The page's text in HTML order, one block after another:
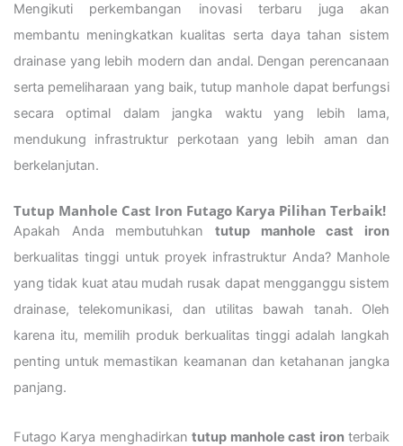
Mengikuti perkembangan inovasi terbaru juga akan
membantu meningkatkan kualitas serta daya tahan sistem
drainase yang lebih modern dan andal. Dengan perencanaan
serta pemeliharaan yang baik, tutup manhole dapat berfungsi
secara optimal dalam jangka waktu yang lebih lama,
mendukung infrastruktur perkotaan yang lebih aman dan
berkelanjutan.
Tutup Manhole Cast Iron Futago Karya Pilihan Terbaik!
Apakah Anda membutuhkan tutup manhole cast iron
berkualitas tinggi untuk proyek infrastruktur Anda? Manhole
yang tidak kuat atau mudah rusak dapat mengganggu sistem
drainase, telekomunikasi, dan utilitas bawah tanah. Oleh
karena itu, memilih produk berkualitas tinggi adalah langkah
penting untuk memastikan keamanan dan ketahanan jangka
panjang.
Futago Karya menghadirkantutup manhole cast ironterbaik